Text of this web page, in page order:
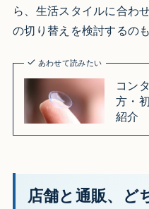
ら、生活スタイルに合わ
の切り替えを検討するの
あわせて読みたい
コン
方・
紹介
店舗と通販、ど